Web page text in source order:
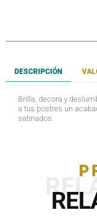
DESCRIPCIÓN
Brilla, decora y
a tus postres un
satinados.